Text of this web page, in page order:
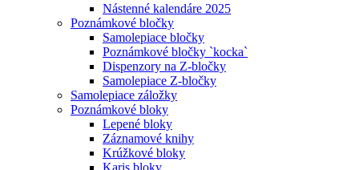
Nástenné kalendáre 2025
Poznámkové bločky
Samolepiace bločky
Poznámkové bločky `kocka`
Dispenzory na Z-bločky
Samolepiace Z-bločky
Samolepiace záložky
Poznámkové bloky
Lepené bloky
Záznamové knihy
Krúžkové bloky
Karis bloky